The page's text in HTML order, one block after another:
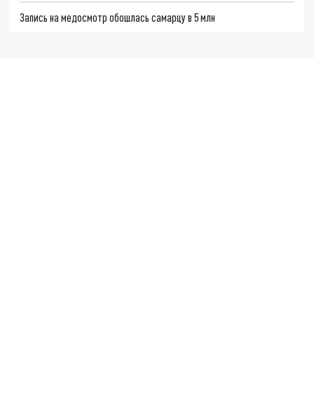
Запись на медосмотр обошлась самарцу в 5 млн